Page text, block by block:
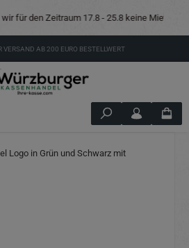
Zeitraum 17.8 - 25.8 keine Mietkassen
VERSAND AB 200 EURO BESTELLWERT